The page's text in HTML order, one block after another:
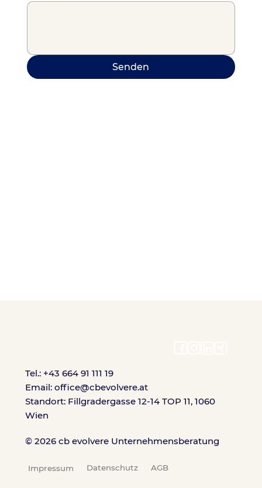
Senden
© 2026 cb evolvere Unternehmensberatung
Impressum Datenschutz AGB
Tel.: +43 664 91 111 19
Email: office@cbevolvere.at
Standort: Fillgradergasse 12-14 TOP 11, 1060
Wien